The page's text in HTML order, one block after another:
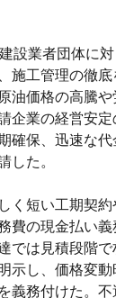
設業者団体に
施工管理の徹底
油価格の高騰
企業の経営安
確保、迅速な代
した。
く短い工期契約
費の現金払い
では見積段階で
示し、価格変動
義務付けた。